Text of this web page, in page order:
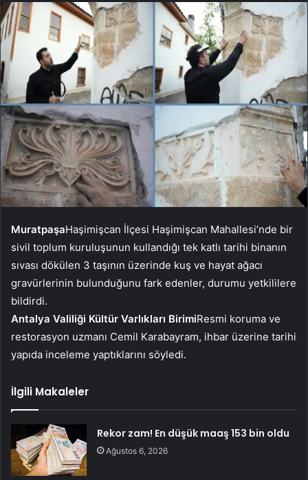
MuratpaşaHaşimişcan İlçesi Haşimişcan Mahallesi’nde bir
sivil toplum kuruluşunun kullandığı tek katlı tarihi binanın
sıvası dökülen 3 taşının üzerinde kuş ve hayat ağacı
gravürlerinin bulunduğunu fark edenler, durumu yetkililere
bildirdi.
Antalya Valiliği Kültür Varlıkları BirimiResmi koruma ve
restorasyon uzmanı Cemil Karabayram, ihbar üzerine tarihi
yapıda inceleme yaptıklarını söyledi.
İlgili Makaleler
Rekor zam! En düşük maaş 153 bin oldu
Ağustos 6, 2026